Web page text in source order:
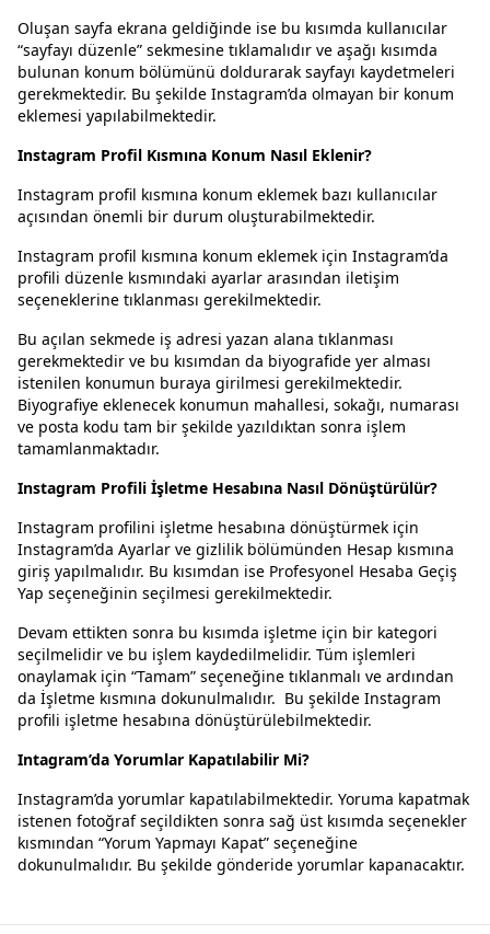
Oluşan sayfa ekrana geldiğinde ise bu kısımda kullanıcılar
“sayfayı düzenle” sekmesine tıklamalıdır ve aşağı kısımda
bulunan konum bölümünü doldurarak sayfayı kaydetmeleri
gerekmektedir. Bu şekilde Instagram’da olmayan bir konum
eklemesi yapılabilmektedir.
Instagram Profil Kısmına Konum Nasıl Eklenir?
Instagram profil kısmına konum eklemek bazı kullanıcılar
açısından önemli bir durum oluşturabilmektedir.
Instagram profil kısmına konum eklemek için Instagram’da
profili düzenle kısmındaki ayarlar arasından iletişim
seçeneklerine tıklanması gerekilmektedir.
Bu açılan sekmede iş adresi yazan alana tıklanması
gerekmektedir ve bu kısımdan da biyografide yer alması
istenilen konumun buraya girilmesi gerekilmektedir.
Biyografiye eklenecek konumun mahallesi, sokağı, numarası
ve posta kodu tam bir şekilde yazıldıktan sonra işlem
tamamlanmaktadır.
Instagram Profili İşletme Hesabına Nasıl Dönüştürülür?
Instagram profilini işletme hesabına dönüştürmek için
Instagram’da Ayarlar ve gizlilik bölümünden Hesap kısmına
giriş yapılmalıdır. Bu kısımdan ise Profesyonel Hesaba Geçiş
Yap seçeneğinin seçilmesi gerekilmektedir.
Devam ettikten sonra bu kısımda işletme için bir kategori
seçilmelidir ve bu işlem kaydedilmelidir. Tüm işlemleri
onaylamak için “Tamam” seçeneğine tıklanmalı ve ardından
da İşletme kısmına dokunulmalıdır. Bu şekilde Instagram
profili işletme hesabına dönüştürülebilmektedir.
Intagram’da Yorumlar Kapatılabilir Mi?
Instagram’da yorumlar kapatılabilmektedir. Yoruma kapatmak
istenen fotoğraf seçildikten sonra sağ üst kısımda seçenekler
kısmından “Yorum Yapmayı Kapat” seçeneğine
dokunulmalıdır. Bu şekilde gönderide yorumlar kapanacaktır.